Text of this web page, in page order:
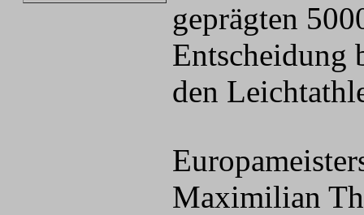
geprägten
Entscheidung
den
Maximilian